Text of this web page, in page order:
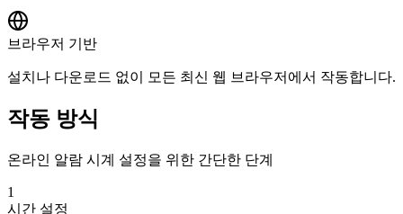
브라우저 기반
설치나 다운로드 없이 모든 최신 웹 브라우저에서 작동합니다.
작동 방식
온라인 알람 시계 설정을 위한 간단한 단계
1
시간 설정